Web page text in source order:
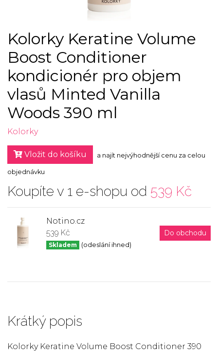
Kolorky Keratine Volume
Boost Conditioner
kondicionér pro objem
vlasů Minted Vanilla
Woods 390 ml
Kolorky
Vložit do košíku a najít nejvýhodnější cenu za celou
objednávku
Koupíte v 1 e-shopu od 539 Kč
Notino.cz
539 Kč
Skladem (odeslání ihned)
Do obchodu
Krátký popis
Kolorky Keratine Volume Boost Conditioner 390